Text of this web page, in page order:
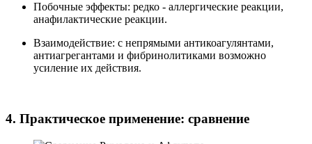
Побочные эффекты: редко - аллергические реакции,
анафилактические реакции.
Взаимодействие: с непрямыми антикоагулянтами,
антиагрегантами и фибринолитиками возможно
усиление их действия.
4. Практическое применение: сравнение